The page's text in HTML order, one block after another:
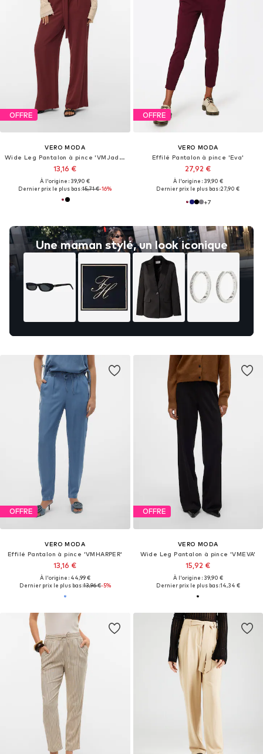
OFFRE
VERO MODA
Wide Leg Pantalon à pince 'VMJadina'
13,16 €
À l'origine : 39,90 €
Dernier prix le plus bas :15,71 €-16%
Une maman stylé, un look iconique
OFFRE
VERO MODA
Effilé Pantalon à pince 'Eva'
27,92 €
À l'origine : 39,90 €
Dernier prix le plus bas :27,90 €
+7
OFFRE
VERO MODA
Effilé Pantalon à pince 'VMHARPER'
13,16 €
À l'origine : 44,99 €
Dernier prix le plus bas :13,96 €-5%
OFFRE
VERO MODA
Wide Leg Pantalon à pince 'VMEVA'
15,92 €
À l'origine : 39,90 €
Dernier prix le plus bas :14,34 €